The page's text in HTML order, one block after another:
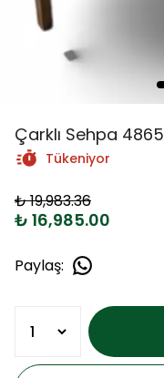
Çarklı Sehpa 4865
Tükeniyor
₺ 19,983.36
₺ 16,985.00
Paylaş: